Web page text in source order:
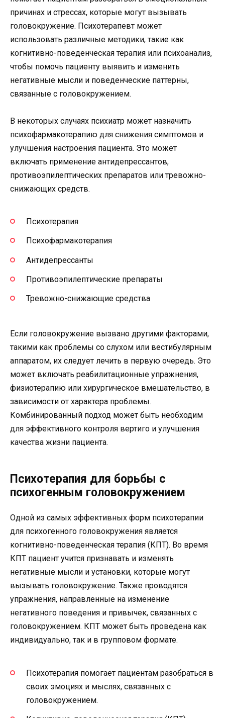
причинах и стрессах, которые могут вызывать
головокружение. Психотерапевт может
использовать различные методики, такие как
когнитивно-поведенческая терапия или психоанализ,
чтобы помочь пациенту выявить и изменить
негативные мысли и поведенческие паттерны,
связанные с головокружением.
В некоторых случаях психиатр может назначить
психофармакотерапию для снижения симптомов и
улучшения настроения пациента. Это может
включать применение антидепрессантов,
противоэпилептических препаратов или тревожно-
снижающих средств.
Психотерапия
Психофармакотерапия
Антидепрессанты
Противоэпилептические препараты
Тревожно-снижающие средства
Если головокружение вызвано другими факторами,
такими как проблемы со слухом или вестибулярным
аппаратом, их следует лечить в первую очередь. Это
может включать реабилитационные упражнения,
физиотерапию или хирургическое вмешательство, в
зависимости от характера проблемы.
Комбинированный подход может быть необходим
для эффективного контроля вертиго и улучшения
качества жизни пациента.
Психотерапия для борьбы с
психогенным головокружением
Одной из самых эффективных форм психотерапии
для психогенного головокружения является
когнитивно-поведенческая терапия (КПТ). Во время
КПТ пациент учится признавать и изменять
негативные мысли и установки, которые могут
вызывать головокружение. Также проводятся
упражнения, направленные на изменение
негативного поведения и привычек, связанных с
головокружением. КПТ может быть проведена как
индивидуально, так и в групповом формате.
Психотерапия помогает пациентам разобраться в
своих эмоциях и мыслях, связанных с
головокружением.